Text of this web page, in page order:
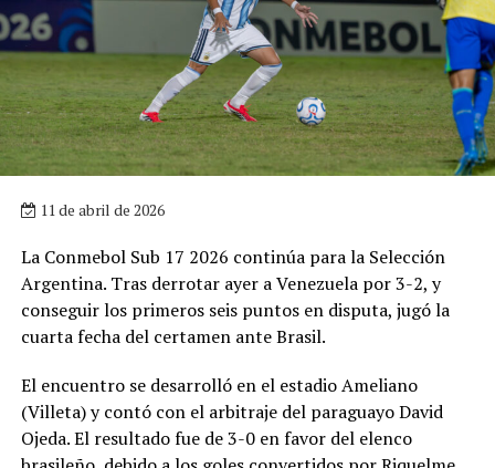
11 de abril de 2026
La Conmebol Sub 17 2026 continúa para la Selección
Argentina. Tras derrotar ayer a Venezuela por 3-2, y
conseguir los primeros seis puntos en disputa, jugó la
cuarta fecha del certamen ante Brasil.
El encuentro se desarrolló en el estadio Ameliano
(Villeta) y contó con el arbitraje del paraguayo David
Ojeda. El resultado fue de 3-0 en favor del elenco